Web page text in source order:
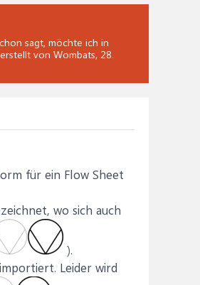
sagt, möchte ich in
von Wombats, 28.
für ein Flow Sheet
wo sich auch
).
Leider wird